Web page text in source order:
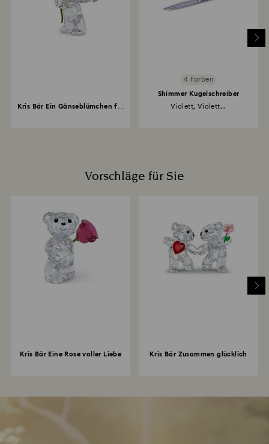
Kris Bär Ein Gänseblümchen für
4 Farben
Shimmer Kugelschreiber
Violett, Violett...
Vorschläge für Sie
Kris Bär Eine Rose voller Liebe Kris Bär Zusammen glücklich